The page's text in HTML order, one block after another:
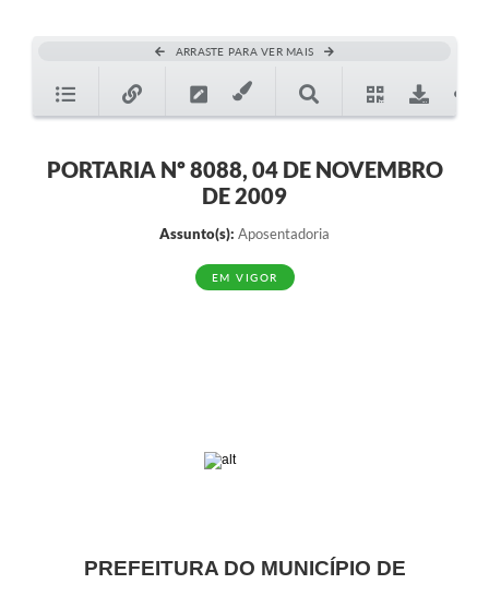
ARRASTE PARA VER MAIS
PORTARIA Nº 8088, 04 DE NOVEMBRO
DE 2009
Assunto(s): Aposentadoria
EM VIGOR
PREFEITURA DO MUNICÍPIO DE